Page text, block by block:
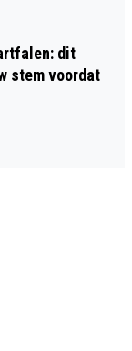
dit
stem voordat